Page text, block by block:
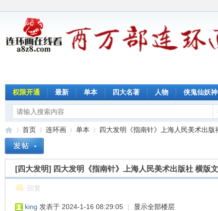
权限开通 最新 单本 四大名著 人物 侠鬼仙妖神
»
首页
›
连环画
›
单本
›
四大发明《指南针》上海人民美术出
[四大发明] 四大发明《指南针》上海人民美术出版社 横版
回复
king 发表于 2024-1-16 08:29:05 | 显示全部楼层